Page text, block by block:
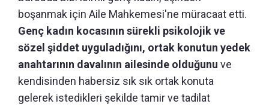
boşanmak için Aile Mahkemesi'ne müracaat etti.
Genç kadın kocasının sürekli psikolojik ve
sözel şiddet uyguladığını, ortak konutun yedek
anahtarının davalının ailesinde olduğunu ve
kendisinden habersiz sık sık ortak konuta
gelerek istedikleri şekilde tamir ve tadilat